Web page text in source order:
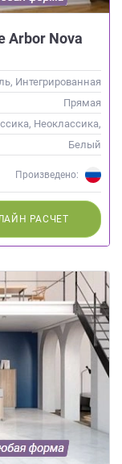
Arbor Nova
Интегрированная
ручка, Глянцевые
Прямая
Неоклассика,
Скандинавский
Белый
Произведено:
РАСЧЕТ